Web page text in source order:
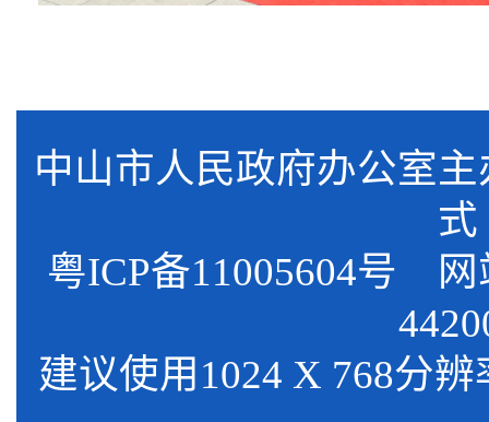
中山市人民政府办公
式
粤ICP备11005604号 网
建议使用1024 X 768分